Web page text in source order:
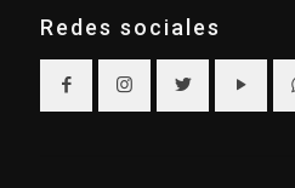
Redes sociales